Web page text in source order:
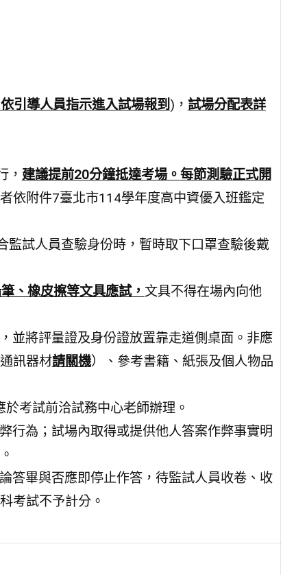
引導人員指示進入試場報到)， 試場分配表詳
， 建議提前20分鐘抵達考場。 每節測驗正式開
依附件7臺北市114學年度高中資優入班鑑定
監試人員查驗身份時，暫時取下口罩查驗後戴
筆、橡皮擦等文具應試， 文具不得在場內向他
並將評量證及身份證放置靠走道側桌面。非應
訊器材請關機）、參考書籍、紙張及個人物品
考試前洽試務中心老師辦理。
行為；試場內取得或提供他人答案作弊事實明
答畢與否應即停止作答，待監試人員收卷、收
考試不予計分。